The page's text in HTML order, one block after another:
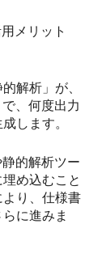
メリット
解析」が、
、何度出力
します。
的解析ツー
め込むこと
り、仕様書
に進みま